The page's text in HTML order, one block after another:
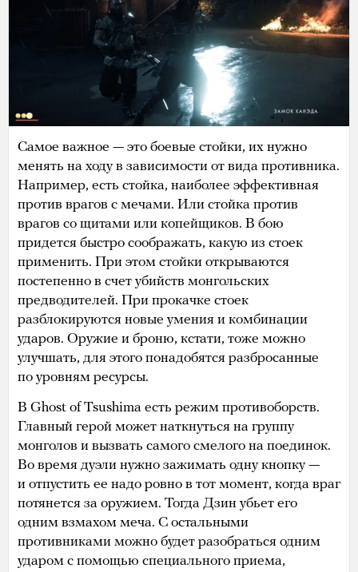
Самое важное — это боевые стойки, их нужно
менять на ходу в зависимости от вида противника.
Например, есть стойка, наиболее эффективная
против врагов с мечами. Или стойка против
врагов со щитами или копейщиков. В бою
придется быстро соображать, какую из стоек
применить. При этом стойки открываются
постепенно в счет убийств монгольских
предводителей. При прокачке стоек
разблокируются новые умения и комбинации
ударов. Оружие и броню, кстати, тоже можно
улучшать, для этого понадобятся разбросанные
по уровням ресурсы.
В Ghost of Tsushima есть режим противоборств.
Главный герой может наткнуться на группу
монголов и вызвать самого смелого на поединок.
Во время дуэли нужно зажимать одну кнопку —
и отпустить ее надо ровно в тот момент, когда враг
потянется за оружием. Тогда Дзин убьет его
одним взмахом меча. С остальными
противниками можно будет разобраться одним
ударом с помощью специального приема,